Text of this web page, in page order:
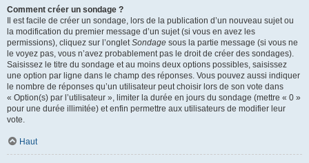
Comment créer un sondage ?
Il est facile de créer un sondage, lors de la publication d’un nouveau sujet ou
la modification du premier message d’un sujet (si vous en avez les
permissions), cliquez sur l’ongletSondage sous la partie message (si vous ne
le voyez pas, vous n’avez probablement pas le droit de créer des sondages).
Saisissez le titre du sondage et au moins deux options possibles, saisissez
une option par ligne dans le champ des réponses. Vous pouvez aussi indiquer
le nombre de réponses qu’un utilisateur peut choisir lors de son vote dans
« Option(s) par l’utilisateur », limiter la durée en jours du sondage (mettre « 0 »
pour une durée illimitée) et enfin permettre aux utilisateurs de modifier leur
vote.
Haut